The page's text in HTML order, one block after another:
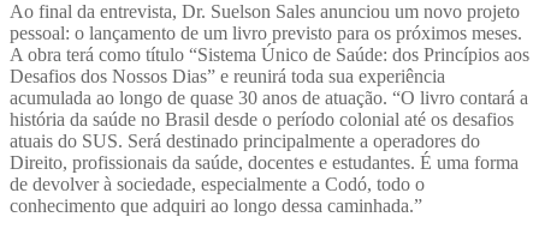
Ao final da entrevista, Dr. Suelson Sales anunciou um novo projeto
pessoal: o lançamento de um livro previsto para os próximos meses.
A obra terá como título “Sistema Único de Saúde: dos Princípios aos
Desafios dos Nossos Dias” e reunirá toda sua experiência
acumulada ao longo de quase 30 anos de atuação. “O livro contará a
história da saúde no Brasil desde o período colonial até os desafios
atuais do SUS. Será destinado principalmente a operadores do
Direito, profissionais da saúde, docentes e estudantes. É uma forma
de devolver à sociedade, especialmente a Codó, todo o
conhecimento que adquiri ao longo dessa caminhada.”